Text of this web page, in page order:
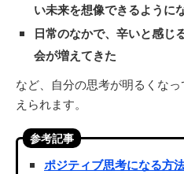
い未来を想像できるように
日常のなかで、辛いと感じ
会が増えてきた
など、自分の思考が明るくな
えられます。
参考記事
ポジティブ思考になる方